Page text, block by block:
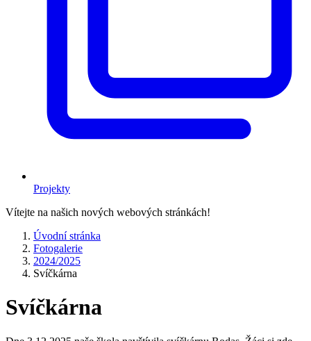
Projekty
Vítejte na našich nových webových stránkách!
Úvodní stránka
Fotogalerie
2024/2025
Svíčkárna
Svíčkárna